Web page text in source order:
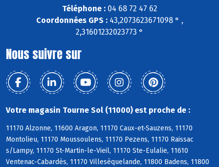
Téléphone :04 68 72 47 62
Coordonnées GPS :43,2073623671098 ° ,
2,31601232023773 °
Nous suivre sur
Votre magasin Tourne Sol (11000) est proche de :
11170 Alzonne, 11600 Aragon, 11170 Caux-et-Sauzens, 11170
Montolieu, 11170 Moussoulens, 11170 Pezens, 11170 Raissac
s/Lampy, 11170 St-Martin-le-Vieil, 11170 Ste-Eulalie, 11610
Ventenac-Cabardès, 11170 Villesèquelande, 11800 Badens, 11800